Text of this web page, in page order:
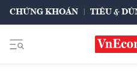
CHỨNG KHOÁN TIÊU &